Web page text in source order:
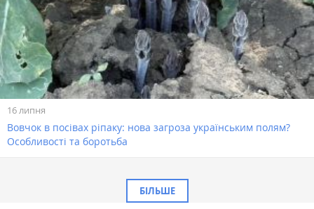
16 липня
Вовчок в посівах ріпаку: нова загроза українським полям?
Особливості та боротьба
БІЛЬШЕ